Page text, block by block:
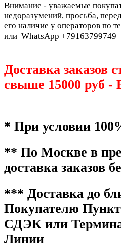
Внимание - уважаемые
недоразумений, просьба,
его наличие у операторов по
или WhatsApp +79163799749
Доставка заказов
свыше 15000
* При условии
** По Москве в
доставка заказов
*** Доставка до
Покупателю
СДЭК или
Линии